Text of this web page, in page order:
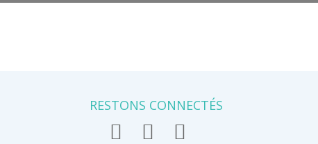
RESTONS CONNECTÉS